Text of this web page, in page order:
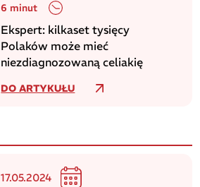
6 minut
Ekspert: kilkaset tysięcy
Polaków może mieć
niezdiagnozowaną celiakię
DO ARTYKUŁU
17.05.2024